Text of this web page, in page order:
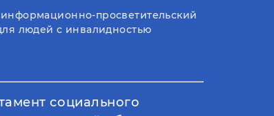
просветительский
людей с инвалидностью
социального